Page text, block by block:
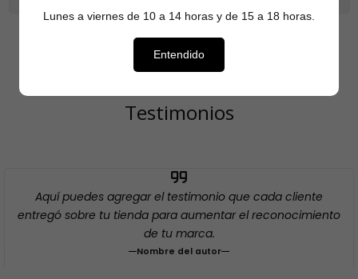
Testimonios
Aquí puedes agregar el testimonio que cada cliente
entregó sobre tu tienda para aumentar el reconocimiento
de tu marca.
Nombre del autor
Lunes a viernes de 10 a 14 horas y de 15 a 18 horas.
Entendido